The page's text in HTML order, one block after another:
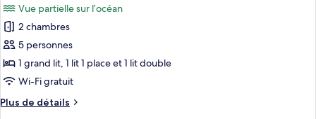
personnes
à
mobilité
réduite
Appartement
Confort,
chambres,
accessible
aux
personnes
à
les
photos
pour
ce
type
chambre :
Vue partielle sur l’océan
2 chambres
5 personnes
1 grand lit, 1 lit 1 place et 1 lit double
Wi-Fi gratuit
Plus de détails
Plus